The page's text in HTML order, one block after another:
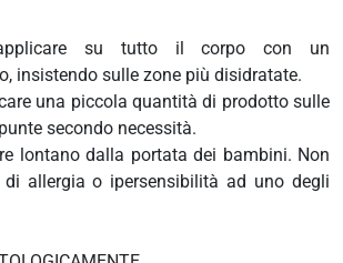
su tutto il corpo con un
insistendo sulle zone più disidratate.
una piccola quantità di prodotto sulle
secondo necessità.
lontano dalla portata dei bambini. Non
allergia o ipersensibilità ad uno degli